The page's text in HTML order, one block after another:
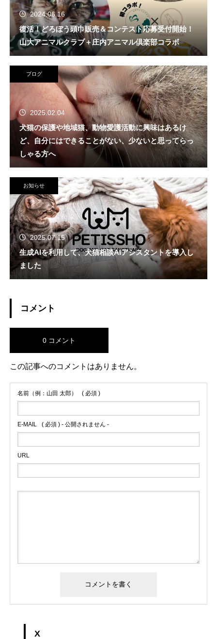
2024.06.16
復活！どろぼう頭巾販売＆コンテスト応募受付開始！
山大アニマルクラブ＋庄内アニマル倶楽部コラボ
ブログ
2025.02.04
犬猫の保護や地域猫、動物愛護活動に興味はあるけ
ど、自分にはできることがない、少ないと思ってらっ
しゃる方へ
お知らせ
2025.07.15
生成AIを利用して、犬猫相談AIアシスタントを導入し
ました
コメント
0 コメント
この記事へのコメントはありません。
名前（例：山田 太郎） ( 必須 )
E-MAIL ( 必須 ) - 公開されません -
URL
X